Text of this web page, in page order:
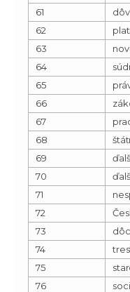
61
62
63
64
65
66
67
68
69
70
71
72
73
74
75
76